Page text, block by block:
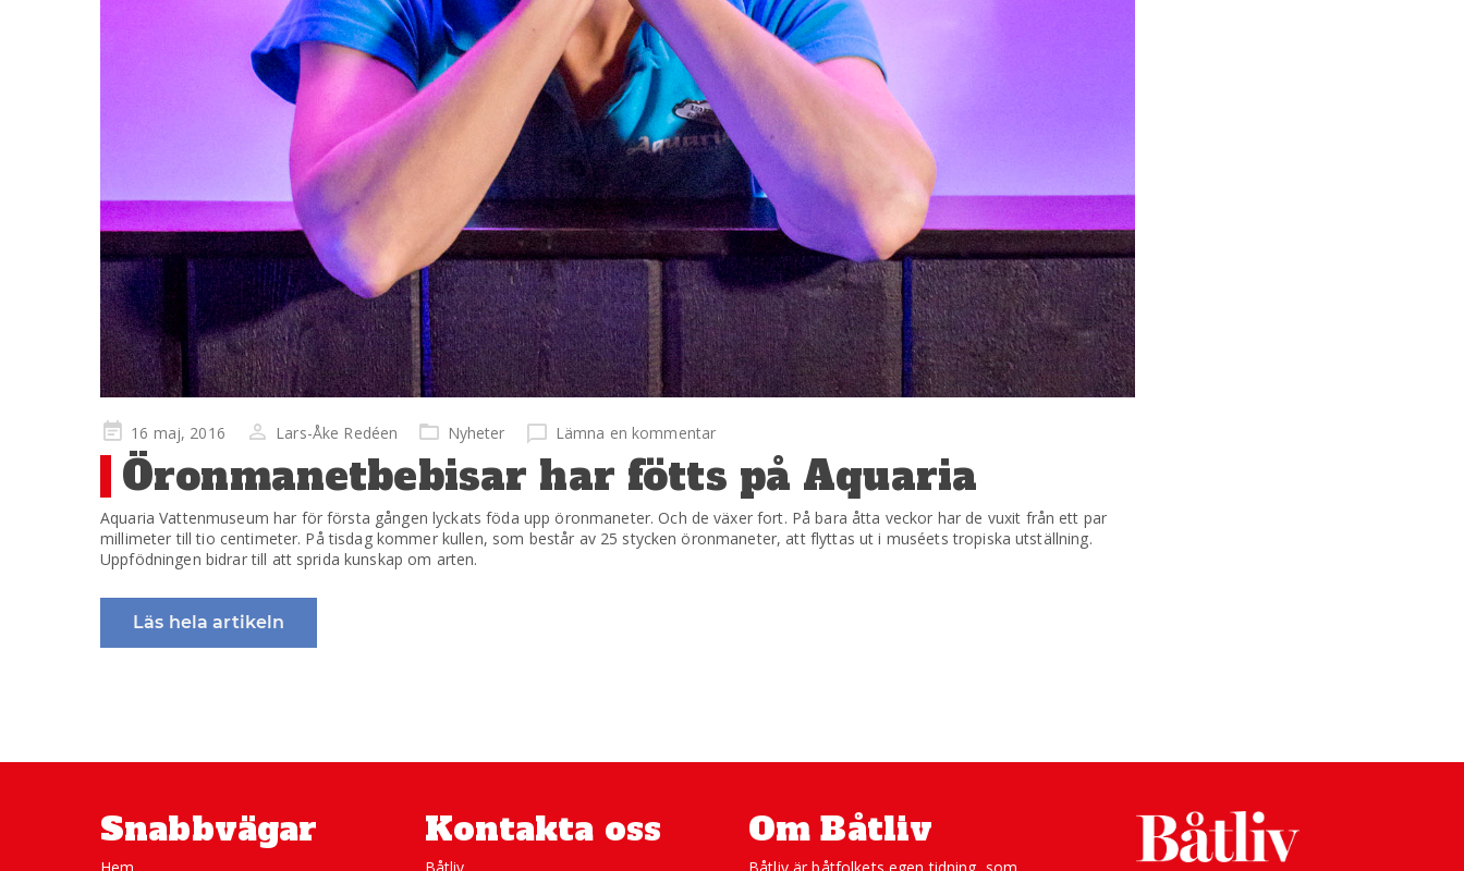
Publicerad
på
16 maj, 2016 Lars-Åke Redéen Nyheter Lämna en kommentar
Öronmanetbebisar har fötts på Aquaria
Aquaria Vattenmuseum har för första gången lyckats föda upp öronmaneter. Och de växer fort. På bara åtta veckor har de vuxit från ett par
millimeter till tio centimeter. På tisdag kommer kullen, som består av 25 stycken öronmaneter, att flyttas ut i muséets tropiska utställning.
Uppfödningen bidrar till att sprida kunskap om arten.
Läs hela artikeln
Snabbvägar
Hem
Kontakta oss
Båtliv
Om Båtliv
Båtliv är båtfolkets egen tidning, som